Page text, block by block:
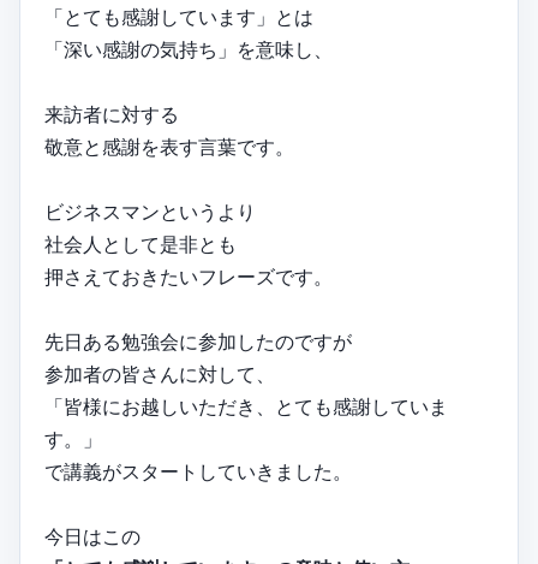
「とても感謝しています」とは
「深い感謝の気持ち」を意味し、
来訪者に対する
敬意と感謝を表す言葉です。
ビジネスマンというより
社会人として是非とも
押さえておきたいフレーズです。
先日ある勉強会に参加したのですが
参加者の皆さんに対して、
「皆様にお越しいただき、とても感謝していま
す。」
で講義がスタートしていきました。
今日はこの